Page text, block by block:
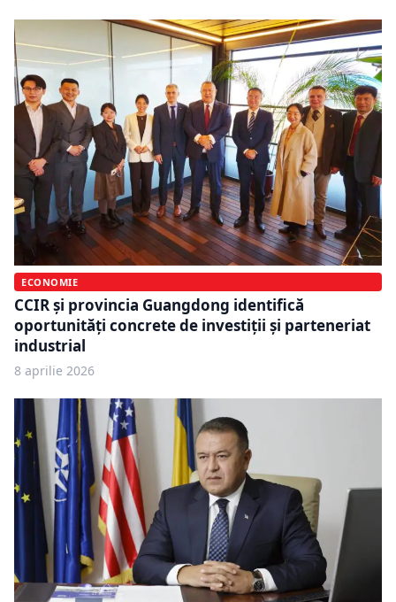
ECONOMIE
CCIR și provincia Guangdong identifică
oportunități concrete de investiții și parteneriat
industrial
8 aprilie 2026